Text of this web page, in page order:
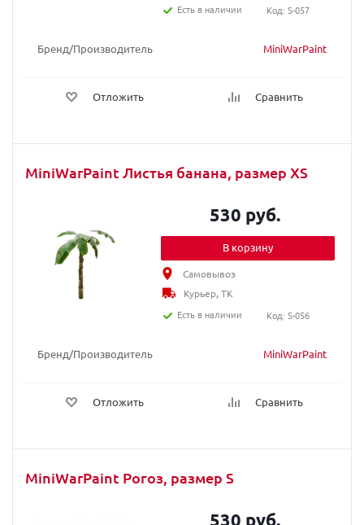
Бренд/Производитель MiniWarPaint
Отложить Сравнить
Есть в наличии
Код: S-057
MiniWarPaint Листья банана, размер XS
Бренд/Производитель MiniWarPaint
Отложить Сравнить
530 руб.
В корзину
Самовывоз
Курьер, ТК
Есть в наличии
Код: S-056
MiniWarPaint Рогоз, размер S
530 руб.